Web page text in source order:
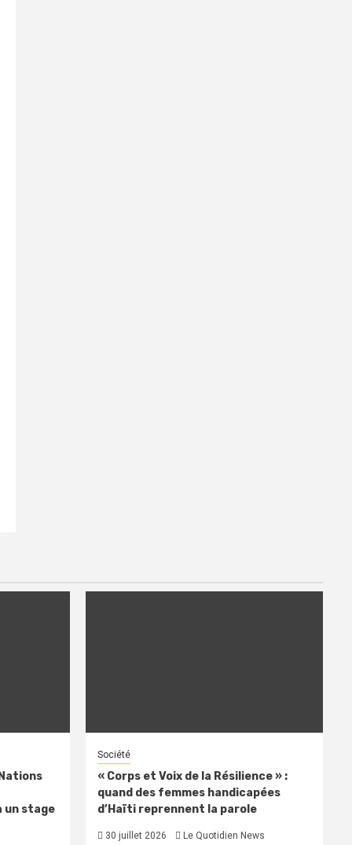
un stage
Société
« Corps et Voix de la Résilience » :
quand des femmes handicapées
d’Haïti reprennent la parole
30 juillet 2026 Le Quotidien News